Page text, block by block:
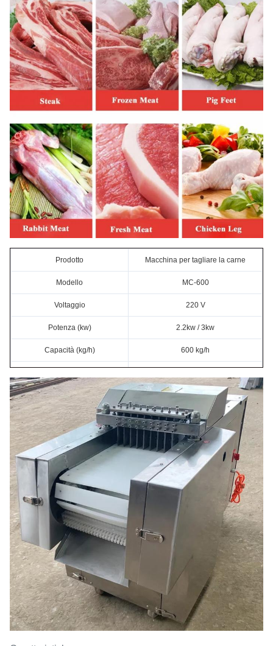
Prodotto Macchina per tagliare la carne
Modello MC-600
Voltaggio 220 V
Potenza (kw) 2.2kw / 3kw
Capacità (kg/h) 600 kg/h
Peso (kg) 260 kg
Dimensione del cubo di taglio
((mm)
20*50 mm